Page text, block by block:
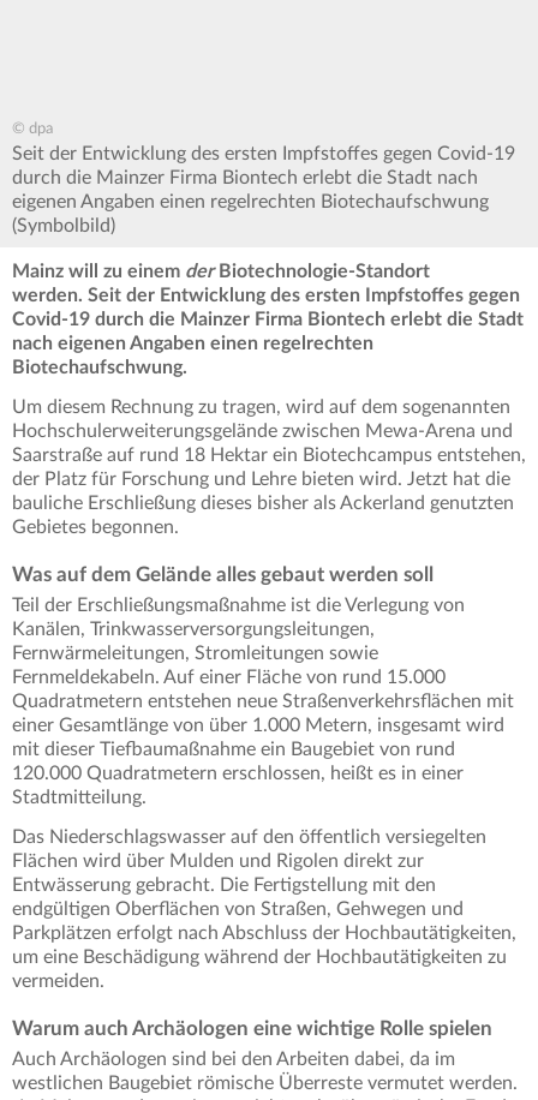
© dpa
Seit der Entwicklung des ersten Impfstoffes gegen Covid-19
durch die Mainzer Firma Biontech erlebt die Stadt nach
eigenen Angaben einen regelrechten Biotechaufschwung
(Symbolbild)
Mainz will zu einem derBiotechnologie-Standort
werden. Seit der Entwicklung des ersten Impfstoffes gegen
Covid-19 durch die Mainzer Firma Biontech erlebt die Stadt
nach eigenen Angaben einen regelrechten
Biotechaufschwung.
Um diesem Rechnung zu tragen, wird auf dem sogenannten
Hochschulerweiterungsgelände zwischen Mewa-Arena und
Saarstraße auf rund 18 Hektar ein Biotechcampus entstehen,
der Platz für Forschung und Lehre bieten wird. Jetzt hat die
bauliche Erschließung dieses bisher als Ackerland genutzten
Gebietes begonnen.
Was auf dem Gelände alles gebaut werden soll
Teil der Erschließungsmaßnahme ist die Verlegung von
Kanälen, Trinkwasserversorgungsleitungen,
Fernwärmeleitungen, Stromleitungen sowie
Fernmeldekabeln. Auf einer Fläche von rund 15.000
Quadratmetern entstehen neue Straßenverkehrsflächen mit
einer Gesamtlänge von über 1.000 Metern, insgesamt wird
mit dieser Tiefbaumaßnahme ein Baugebiet von rund
120.000 Quadratmetern erschlossen, heißt es in einer
Stadtmitteilung.
Das Niederschlagswasser auf den öffentlich versiegelten
Flächen wird über Mulden und Rigolen direkt zur
Entwässerung gebracht. Die Fertigstellung mit den
endgültigen Oberflächen von Straßen, Gehwegen und
Parkplätzen erfolgt nach Abschluss der Hochbautätigkeiten,
um eine Beschädigung während der Hochbautätigkeiten zu
vermeiden.
Warum auch Archäologen eine wichtige Rolle spielen
Auch Archäologen sind bei den Arbeiten dabei, da im
westlichen Baugebiet römische Überreste vermutet werden.